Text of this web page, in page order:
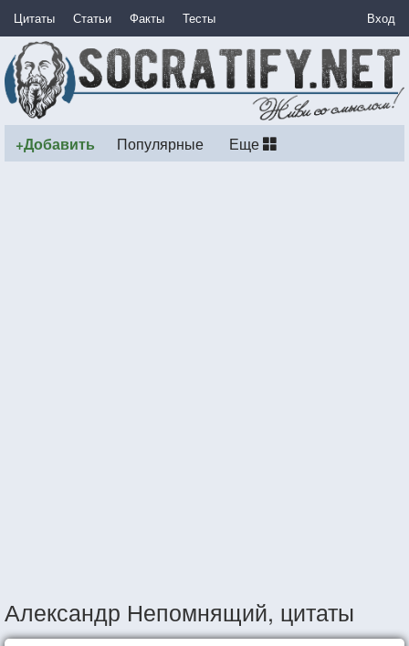
Цитаты Статьи Факты Тесты Вход
+Добавить Популярные Еще
Александр Непомнящий, цитаты